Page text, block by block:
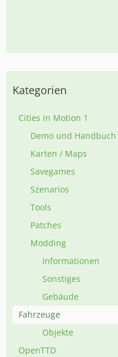
Kategorien
Cities in Motion 1
Demo und Handbuch
Karten / Maps
Savegames
Szenarios
Tools
Patches
Modding
Informationen
Sonstiges
Gebäude
Fahrzeuge
Objekte
OpenTTD